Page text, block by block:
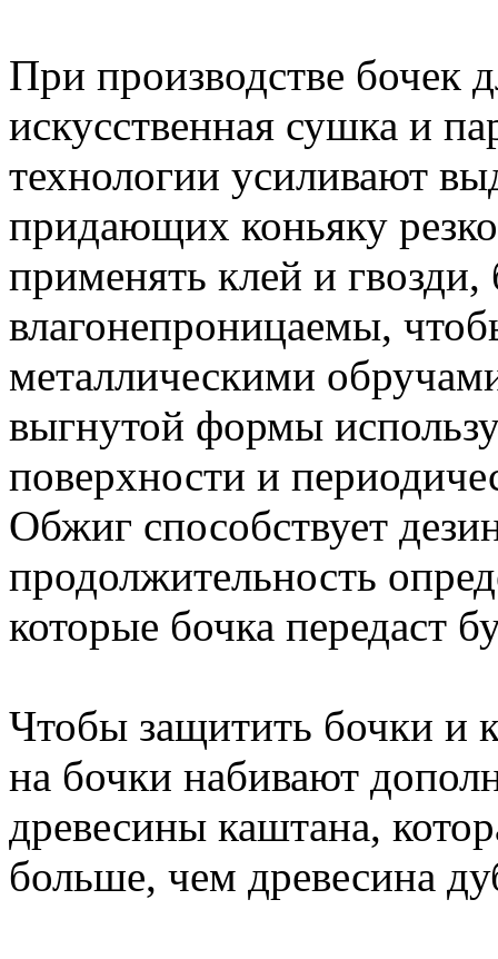
При производстве бочек
искусственная сушка и
технологии усиливают
придающих коньяку
применять клей и
влагонепроницаемы,
металлическими
выгнутой формы
поверхности и
Обжиг способствует
продолжительность
которые бочка передаст
Чтобы защитить бочки и
на бочки набивают
древесины каштана,
больше, чем древесина